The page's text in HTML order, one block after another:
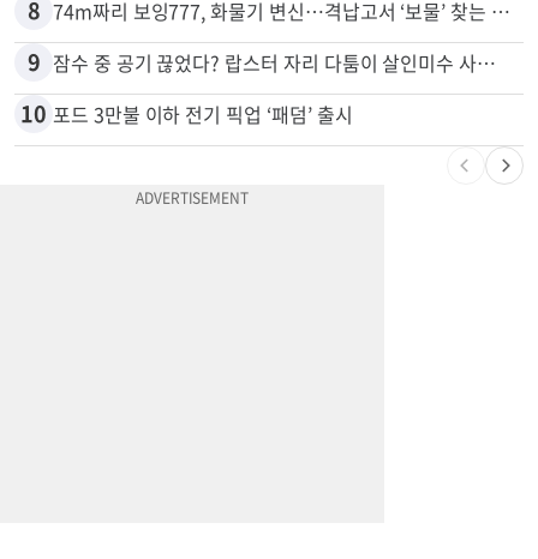
7 “술에 이것 한방울 넣어라” 매일 소주 1병 까는 91세의 철칙
8 74m짜리 보잉777, 화물기 변신…격납고서 ‘보물’ 찾는 인천공항
9